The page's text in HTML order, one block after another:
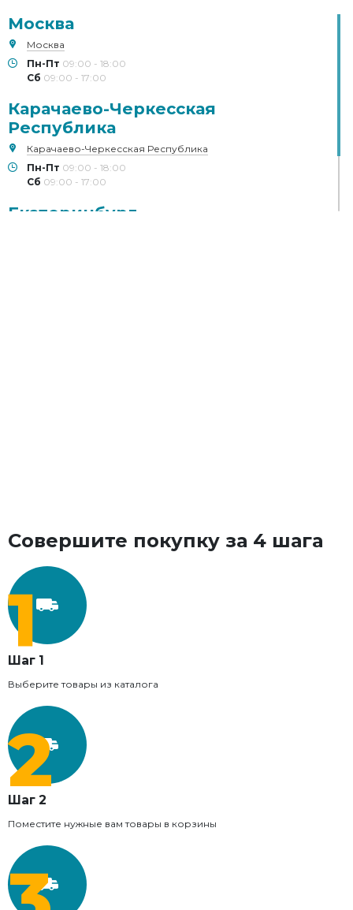
Москва
Москва
Пн-Пт 09:00 - 18:00
Сб 09:00 - 17:00
Карачаево-Черкесская
Республика
Карачаево-Черкесская Республика
Пн-Пт 09:00 - 18:00
Сб 09:00 - 17:00
Екатеринбург
Совершите покупку за 4 шага
Шаг 1
Выберите товары из каталога
Шаг 2
Поместите нужные вам товары в корзины